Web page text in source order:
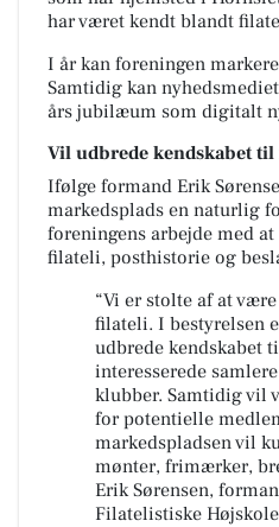
har været kendt blandt
I år kan foreningen
Samtidig kan nyhedsmediet
års jubilæum som digitalt
Vil udbrede kendskabet
Ifølge formand Erik
markedsplads en naturlig
foreningens arbejde med
filateli, posthistorie og
“Vi er stolte af at
filateli. I bestyrelsen
udbrede kendskabet
interesserede
klubber. Samtidig vil
for potentielle
markedspladsen vil
mønter, frimærker,
Erik Sørensen,
Filatelistiske